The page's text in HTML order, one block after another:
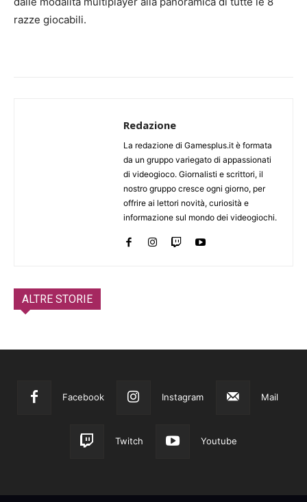
razze giocabili.
Redazione
La redazione di Gamesplus.it è formata
da un gruppo variegato di appassionati
di videogioco. Giornalisti e scrittori, il
nostro gruppo cresce ogni giorno, per
offrire ai lettori novità, curiosità e
informazione sul mondo dei videogiochi.
ALTRE STORIE
Facebook Instagram Mail
Twitch Youtube